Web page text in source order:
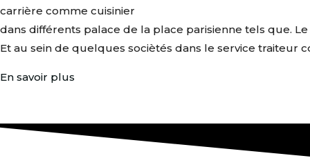
carrière comme cuisinier
dans différents palace de la place parisienne tels que. Le
Et au sein de quelques sociètés dans le service traiteur
En savoir plus